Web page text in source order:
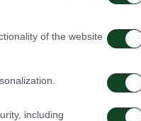
of the website
including
την μπάλα και
γκολ για την